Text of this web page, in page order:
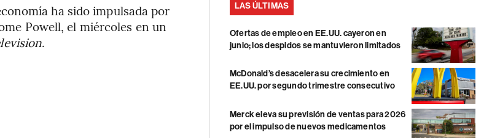
ha sido impulsada por
Powell, el miércoles en un
.
LAS ÚLTIMAS
Ofertas de empleo en EE.UU. cayeron en
junio; los despidos se mantuvieron limitados
McDonald’s desacelera su crecimiento en
EE.UU. por segundo trimestre consecutivo
Merck eleva su previsión de ventas para 2026
por el impulso de nuevos medicamentos